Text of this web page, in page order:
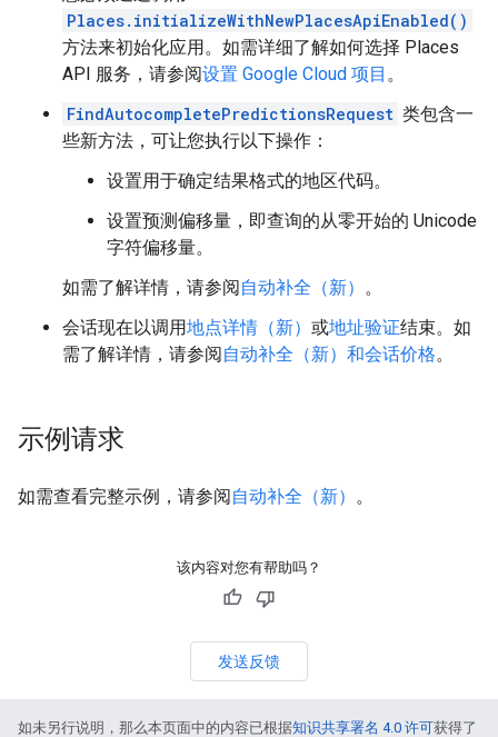
Places.initializeWithNewPlacesApiEnabled()
方法来初始化应用。如需详细了解如何选择 Places
API 服务，请参阅设置 Google Cloud 项目 。
FindAutocompletePredictionsRequest 类包含一
些新方法，可让您执行以下操作：
设置用于确定结果格式的地区代码。
设置预测偏移量，即查询的从零开始的 Unicode
字符偏移量。
如需了解详情，请参阅自动补全（新） 。
会话现在以调用地点详情（新） 或地址验证结束。如
需了解详情，请参阅自动补全（新）和会话价格。
示例请求
如需查看完整示例，请参阅自动补全（新） 。
该内容对您有帮助吗？
发送反馈
如未另行说明，那么本页面中的内容已根据知识共享署名 4.0 许可获得了